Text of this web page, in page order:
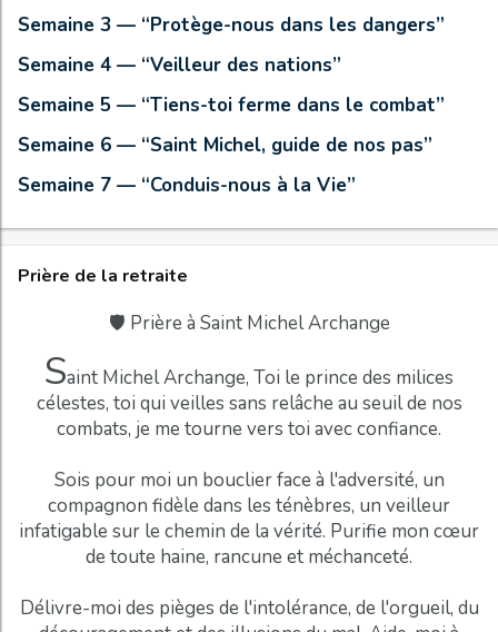
Semaine 3 — “Protège-nous dans les dangers”
Semaine 4 — “Veilleur des nations”
Semaine 5 — “Tiens-toi ferme dans le combat”
Semaine 6 — “Saint Michel, guide de nos pas”
Semaine 7 — “Conduis-nous à la Vie”
Prière de la retraite
🛡️ Prière à Saint Michel Archange
Saint Michel Archange, Toi le prince des milices
célestes, toi qui veilles sans relâche au seuil de nos
combats, je me tourne vers toi avec confiance.
Sois pour moi un bouclier face à l'adversité, un
compagnon fidèle dans les ténèbres, un veilleur
infatigable sur le chemin de la vérité. Purifie mon cœur
de toute haine, rancune et méchanceté.
Délivre-moi des pièges de l'intolérance, de l'orgueil, du